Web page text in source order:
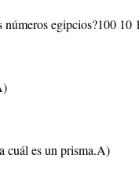
números egipcios?100
cuál es un prisma.A)